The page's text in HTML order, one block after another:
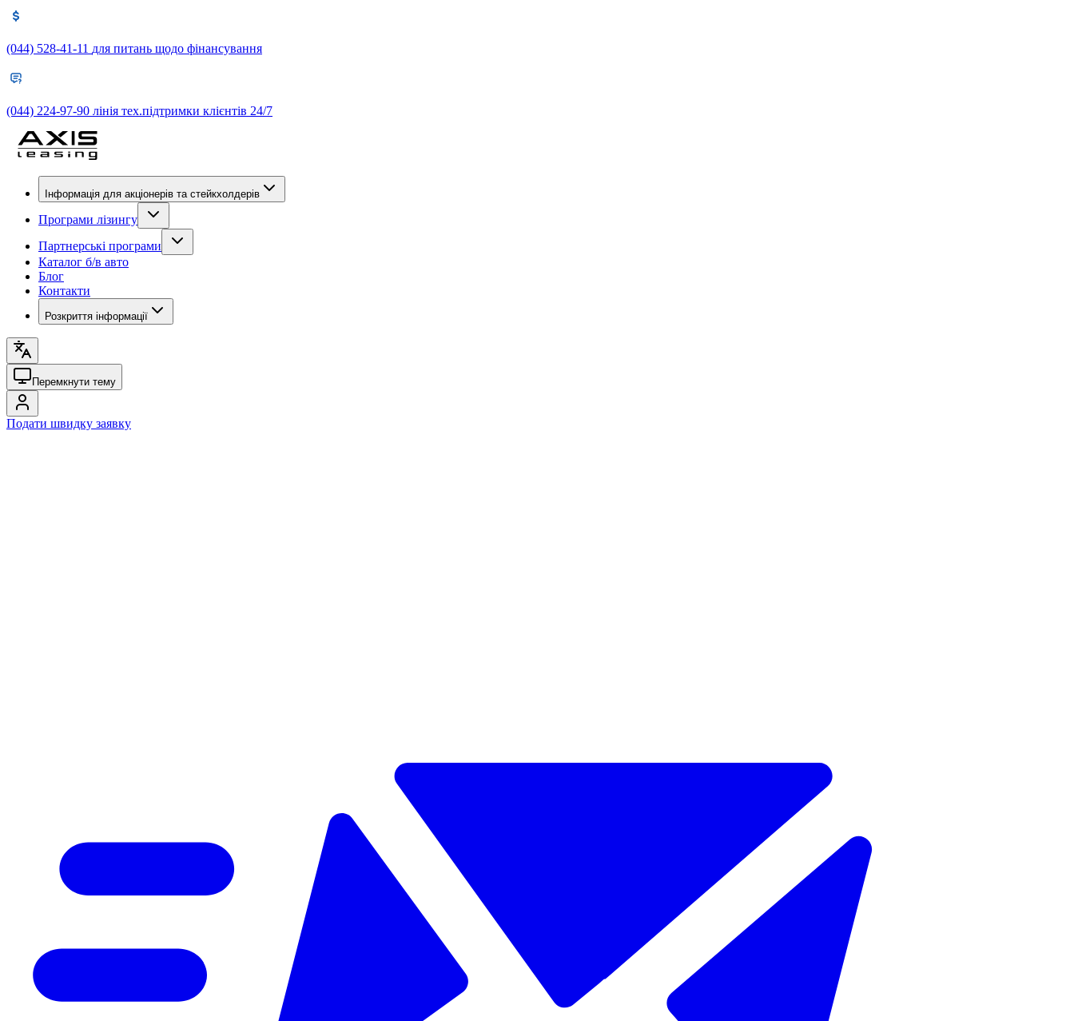
(044) 528-41-11 для питань щодо фінансування
(044) 224-97-90 лінія тех.підтримки клієнтів 24/7
Інформація для акціонерів та стейкхолдерів
Програми лізингу
Партнерські програми
Каталог б/в авто
Блог
Контакти
Розкриття інформації
Перемкнути тему
Подати швидку заявку